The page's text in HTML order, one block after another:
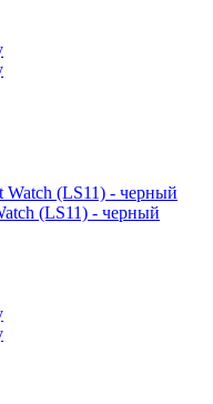
(LS11) - черный